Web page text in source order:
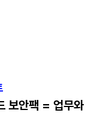
보안팩 = 업무와